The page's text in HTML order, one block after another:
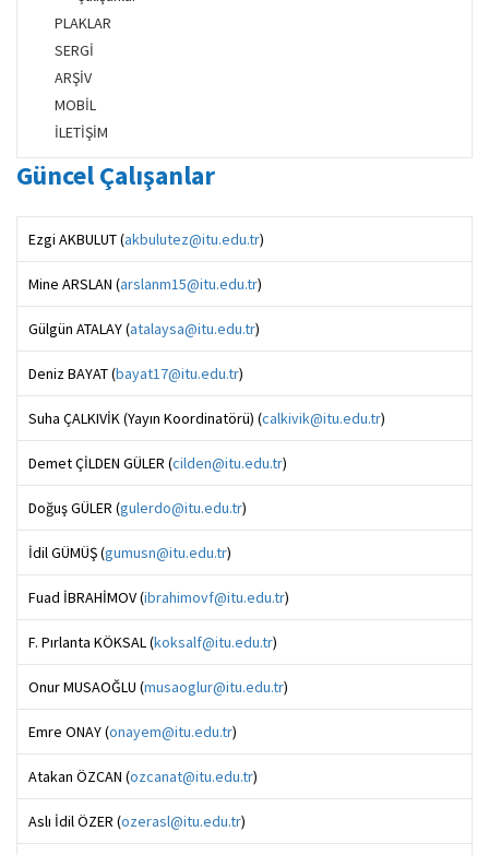
PLAKLAR
SERGİ
ARŞİV
MOBİL
İLETİŞİM
Güncel Çalışanlar
Ezgi AKBULUT (akbulutez@itu.edu.tr)
Mine ARSLAN (arslanm15@itu.edu.tr)
Gülgün ATALAY (atalaysa@itu.edu.tr)
Deniz BAYAT (bayat17@itu.edu.tr)
Suha ÇALKIVİK (Yayın Koordinatörü) (calkivik@itu.edu.tr)
Demet ÇİLDEN GÜLER (cilden@itu.edu.tr)
Doğuş GÜLER (gulerdo@itu.edu.tr)
İdil GÜMÜŞ (gumusn@itu.edu.tr)
Fuad İBRAHİMOV (ibrahimovf@itu.edu.tr)
F. Pırlanta KÖKSAL (koksalf@itu.edu.tr)
Onur MUSAOĞLU (musaoglur@itu.edu.tr)
Emre ONAY (onayem@itu.edu.tr)
Atakan ÖZCAN (ozcanat@itu.edu.tr)
Aslı İdil ÖZER (ozerasl@itu.edu.tr)